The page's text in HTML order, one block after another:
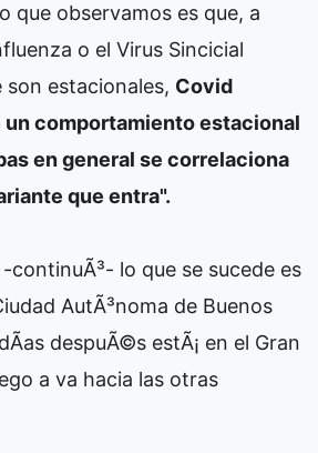
que observamos es que, a
o el Virus Sincicial
son estacionales, Covid
un comportamiento estacional
en general se correlaciona
que entra".
continuÃ³- lo que se sucede es
AutÃ³noma de Buenos
despuÃ©s estÃ¡ en el Gran
a va hacia las otras